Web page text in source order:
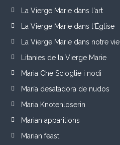
La Vierge Marie dans l'art
La Vierge Marie dans l'Église
La Vierge Marie dans notre vie
Litanies de la Vierge Marie
Maria Che Scioglie i nodi
María desatadora de nudos
Maria Knotenlöserin
Marian apparitions
Marian feast